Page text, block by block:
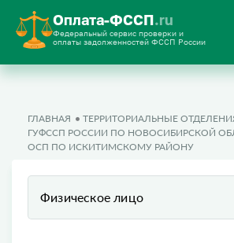
Оплата-ФССП.ru
Федеральный сервис проверки и
оплаты задолженностей ФССП России
ГЛАВНАЯ
ТЕРРИТОРИАЛЬНЫЕ
ГУФССП РОССИИ ПО НОВОСИБИРСКОЙ
ОСП ПО ИСКИТИМСКОМУ РАЙОНУ
Физическое лицо